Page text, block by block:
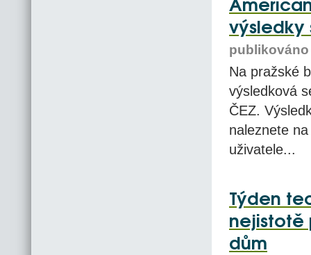
výsledky
publikováno
Na pražské
výsledková
ČEZ.
naleznete
uživatele...
Týden
nejistotě
dům